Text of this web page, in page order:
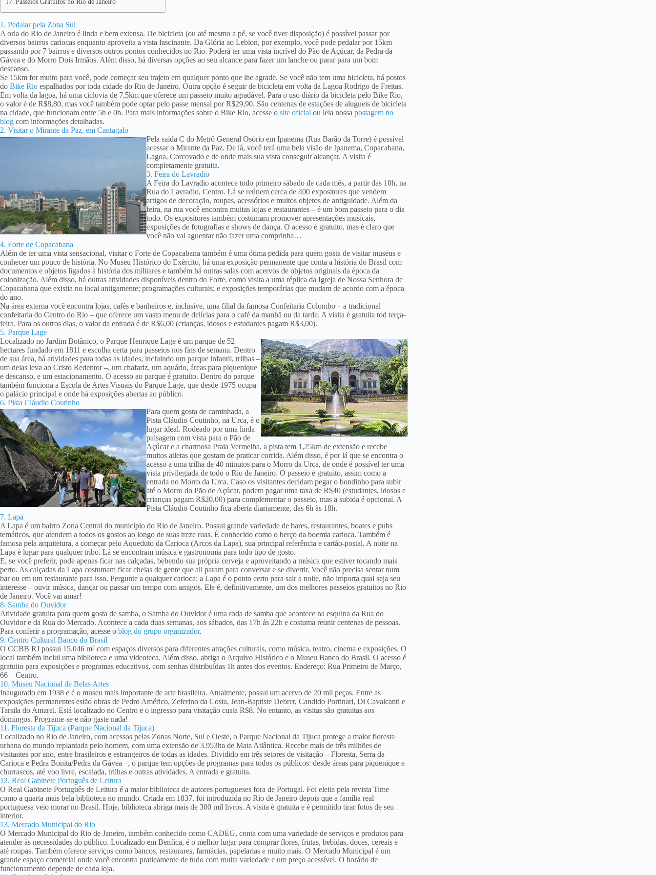
Passeios Gratuitos no Rio de Janeiro
1. Pedalar pela Zona Sul
A orla do Rio de Janeiro é linda e bem extensa. De bicicleta (ou até mesmo a pé, se você tiver disposição) é possível passar por
diversos bairros cariocas enquanto aproveita a vista fascinante. Da Glória ao Leblon, por exemplo, você pode pedalar por 15km
passando por 7 bairros e diversos outros pontos conhecidos no Rio. Poderá ter uma vista incrível do Pão de Açúcar, da Pedra da
Gávea e do Morro Dois Irmãos. Além disso, há diversas opções ao seu alcance para fazer um lanche ou parar para um bom
descanso.
Se 15km for muito para você, pode começar seu trajeto em qualquer ponto que lhe agrade. Se você não tem uma bicicleta, há postos
do Bike Rio espalhados por toda cidade do Rio de Janeiro. Outra opção é seguir de bicicleta em volta da Lagoa Rodrigo de Freitas.
Em volta da lagoa, há uma ciclovia de 7,5km que oferece um passeio muito agradável. Para o uso diário da bicicleta pelo Bike Rio,
o valor é de R$8,80, mas você também pode optar pelo passe mensal por R$29,90. São centenas de estações de alugueis de bicicleta
na cidade, que funcionam entre 5h e 0h. Para mais informações sobre o Bike Rio, acesse o site oficial ou leia nossa postagem no
blog com informações detalhadas.
2. Visitar o Mirante da Paz, em Cantagalo
Pela saída C do Metrô General Osório em Ipanema (Rua Barão da Torre) é possível
acessar o Mirante da Paz. De lá, você terá uma bela visão de Ipanema, Copacabana,
Lagoa, Corcovado e de onde mais sua vista conseguir alcançar. A visita é
completamente gratuita.
3. Feira do Lavradio
A Feira do Lavradio acontece todo primeiro sábado de cada mês, a partir das 10h, na
Rua do Lavradio, Centro. Lá se reúnem cerca de 400 expositores que vendem
artigos de decoração, roupas, acessórios e muitos objetos de antiguidade. Além da
feira, na rua você encontra muitas lojas e restaurantes – é um bom passeio para o dia
todo. Os expositores também costumam promover apresentações musicais,
exposições de fotografias e shows de dança. O acesso é gratuito, mas é claro que
você não vai aguentar não fazer uma comprinha…
4. Forte de Copacabana
Além de ter uma vista sensacional, visitar o Forte de Copacabana também é uma ótima pedida para quem gosta de visitar museus e
conhecer um pouco de história. No Museu Histórico do Exército, há uma exposição permanente que conta a história do Brasil com
documentos e objetos ligados à história dos militares e também há outras salas com acervos de objetos originais da época da
colonização. Além disso, há outras atividades disponíveis dentro do Forte, como visita a uma réplica da Igreja de Nossa Senhora de
Copacabana que existia no local antigamente; programações culturais; e exposições temporárias que mudam de acordo com a época
do ano.
Na área externa você encontra lojas, cafés e banheiros e, inclusive, uma filial da famosa Confeitaria Colombo – a tradicional
confeitaria do Centro do Rio – que oferece um vasto menu de delícias para o café da manhã ou da tarde. A visita é gratuita tod terça-
feira. Para os outros dias, o valor da entrada é de R$6,00 (crianças, idosos e estudantes pagam R$3,00).
5. Parque Lage
Localizado no Jardim Botânico, o Parque Henrique Lage é um parque de 52
hectares fundado em 1811 e escolha certa para passeios nos fins de semana. Dentro
de sua área, há atividades para todas as idades, incluindo um parque infantil, trilhas –
um delas leva ao Cristo Redentor –, um chafariz, um aquário, áreas para piquenique
e descanso, e um estacionamento. O acesso ao parque é gratuito. Dentro do parque
também funciona a Escola de Artes Visuais do Parque Lage, que desde 1975 ocupa
o palácio principal e onde há exposições abertas ao público.
6. Pista Cláudio Coutinho
Para quem gosta de caminhada, a
Pista Cláudio Coutinho, na Urca, é o
lugar ideal. Rodeado por uma linda
paisagem com vista para o Pão de
Açúcar e a charmosa Praia Vermelha, a pista tem 1,25km de extensão e recebe
muitos atletas que gostam de praticar corrida. Além disso, é por lá que se encontra o
acesso a uma trilha de 40 minutos para o Morro da Urca, de onde é possível ter uma
vista privilegiada de todo o Rio de Janeiro. O passeio é gratuito, assim como a
entrada no Morro da Urca. Caso os visitantes decidam pegar o bondinho para subir
até o Morro do Pão de Açúcar, podem pagar uma taxa de R$40 (estudantes, idosos e
crianças pagam R$20,00) para complementar o passeio, mas a subida é opcional. A
Pista Cláudio Coutinho fica aberta diariamente, das 6h às 18h.
7. Lapa
A Lapa é um bairro Zona Central do município do Rio de Janeiro. Possui grande variedade de bares, restaurantes, boates e pubs
temáticos, que atendem a todos os gostos ao longo de suas treze ruas. É conhecido como o berço da boemia carioca. Também é
famosa pela arquitetura, a começar pelo Aqueduto da Carioca (Arcos da Lapa), sua principal referência e cartão-postal. A noite na
Lapa é lugar para qualquer tribo. Lá se encontram música e gastronomia para todo tipo de gosto.
E, se você preferir, pode apenas ficar nas calçadas, bebendo sua própria cerveja e aproveitando a música que estiver tocando mais
perto. As calçadas da Lapa costumam ficar cheias de gente que ali param para conversar e se divertir. Você não precisa sentar num
bar ou em um restaurante para isso. Pergunte a qualquer carioca: a Lapa é o ponto certo para sair a noite, não importa qual seja seu
interesse – ouvir música, dançar ou passar um tempo com amigos. Ele é, definitivamente, um dos melhores passeios gratuitos no Rio
de Janeiro. Você vai amar!
8. Samba do Ouvidor
Atividade gratuita para quem gosta de samba, o Samba do Ouvidor é uma roda de samba que acontece na esquina da Rua do
Ouvidor e da Rua do Mercado. Acontece a cada duas semanas, aos sábados, das 17h ás 22h e costuma reunir centenas de pessoas.
Para conferir a programação, acesse o blog do grupo organizador.
9. Centro Cultural Banco do Brasil
O CCBB RJ possui 15.046 m² com espaços diversos para diferentes atrações culturais, como música, teatro, cinema e exposições. O
local também inclui uma biblioteca e uma videoteca. Além disso, abriga o Arquivo Histórico e o Museu Banco do Brasil. O acesso é
gratuito para exposições e programas educativos, com senhas distribuídas 1h antes dos eventos. Endereço: Rua Primeiro de Março,
66 – Centro.
10. Museu Nacional de Belas Artes
Inaugurado em 1938 e é o museu mais importante de arte brasileira. Atualmente, possui um acervo de 20 mil peças. Entre as
exposições permanentes estão obras de Pedro Américo, Zeferino da Costa, Jean-Baptiste Debret, Candido Portinari, Di Cavalcanti e
Tarsila do Amaral. Está localizado no Centro e o ingresso para visitação custa R$8. No entanto, as visitas são gratuitas aos
domingos. Programe-se e não gaste nada!
11. Floresta da Tijuca (Parque Nacional da Tijuca)
Localizado no Rio de Janeiro, com acessos pelas Zonas Norte, Sul e Oeste, o Parque Nacional da Tijuca protege a maior floresta
urbana do mundo replantada pelo homem, com uma extensão de 3.953ha de Mata Atlântica. Recebe mais de três milhões de
visitantes por ano, entre brasileiros e estrangeiros de todas as idades. Dividido em três setores de visitação – Floresta, Serra da
Carioca e Pedra Bonita/Pedra da Gávea –, o parque tem opções de programas para todos os públicos: desde áreas para piquenique e
churrascos, até voo livre, escalada, trilhas e outras atividades. A entrada e gratuita.
12. Real Gabinete Português de Leitura
O Real Gabinete Português de Leitura é a maior biblioteca de autores portugueses fora de Portugal. Foi eleita pela revista Time
como a quarta mais bela biblioteca no mundo. Criada em 1837, foi introduzida no Rio de Janeiro depois que a família real
portuguesa veio morar no Brasil. Hoje, biblioteca abriga mais de 300 mil livros. A visita é gratuita e é permitido tirar fotos de seu
interior.
13. Mercado Municipal do Rio
O Mercado Municipal do Rio de Janeiro, também conhecido como CADEG, conta com uma variedade de serviços e produtos para
atender às necessidades do público. Localizado em Benfica, é o melhor lugar para comprar flores, frutas, bebidas, doces, cereais e
até roupas. Também oferece serviços como bancos, restaurares, farmácias, papelarias e muito mais. O Mercado Municipal é um
grande espaço comercial onde você encontra praticamente de tudo com muita variedade e um preço acessível. O horário de
funcionamento depende de cada loja.